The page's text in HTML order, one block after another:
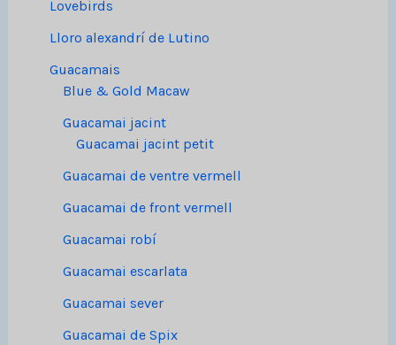
Lovebirds
Lloro alexandrí de Lutino
Guacamais
Blue & Gold Macaw
Guacamai jacint
Guacamai jacint petit
Guacamai de ventre vermell
Guacamai de front vermell
Guacamai robí
Guacamai escarlata
Guacamai sever
Guacamai de Spix